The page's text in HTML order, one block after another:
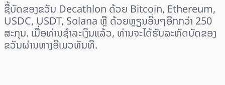
ຊື້ບັດຂອງຂວັນ Decathlon ດ້ວຍ Bitcoin, Ethereum,
USDC, USDT, Solana ຫຼື ດ້ວຍຫຼຽນອື່ນໆອີກກວ່າ 250
ສະກຸນ. ເມື່ອທ່ານຊຳລະເງິນແລ້ວ, ທ່ານຈະໄດ້ຮັບລະຫັດບັດຂອງ
ຂວັນຜ່ານທາງອີເມວທັນທີ.